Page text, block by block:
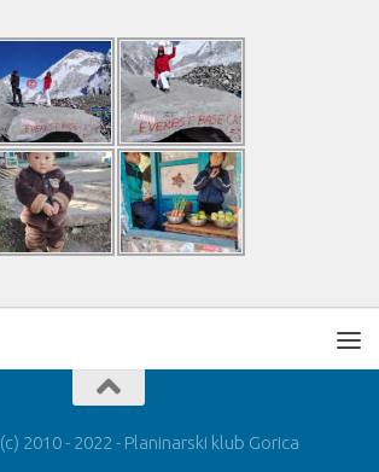
2010 - 2022 - Planinarski klub Gorica